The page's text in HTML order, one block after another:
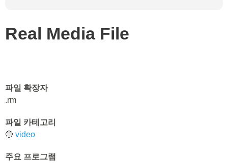
Real Media File
파일 확장자
.rm
파일 카테고리
🔵 video
주요 프로그램